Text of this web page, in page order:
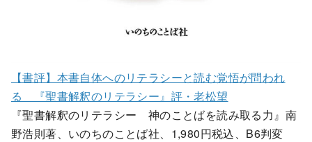
【書評】本書自体へのリテラシーと読む覚悟が問われ
る 『聖書解釈のリテラシー』評・老松望
『聖書解釈のリテラシー 神のことばを読み取る力』南
野浩則著、いのちのことば社、1,980円税込、B6判変